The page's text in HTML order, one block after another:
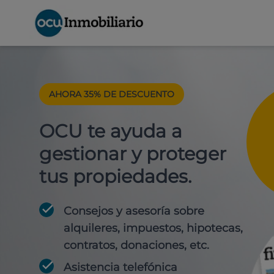
AHORA 35% DE DESCUENTO
OCU te ayuda a
gestionar y proteger
tus propiedades.
Consejos y asesoría sobre
alquileres, impuestos, hipotecas,
contratos, donaciones, etc.
Asistencia telefónica